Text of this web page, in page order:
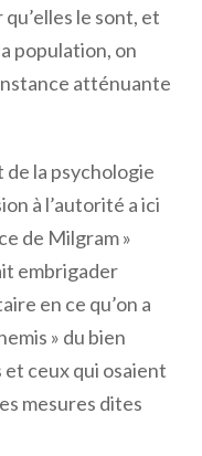
le sont, et
population, on
atténuante
la psychologie
à l’autorité a ici
de Milgram »
embrigader
en ce qu’on a
» du bien
et ceux qui osaient
mesures dites